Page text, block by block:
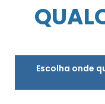
Escolha onde